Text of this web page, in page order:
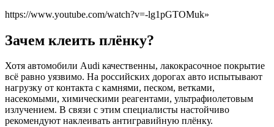
https://www.youtube.com/watch?v=-lg1pGTOMuk»
Зачем клеить плёнку?
Хотя автомобили Audi качественны, лакокрасочное покрытие
всё равно уязвимо. На российских дорогах авто испытывают
нагрузку от контакта с камнями, песком, ветками,
насекомыми, химическими реагентами, ультрафиолетовым
излучением. В связи с этим специалисты настойчиво
рекомендуют наклеивать антигравийную плёнку.